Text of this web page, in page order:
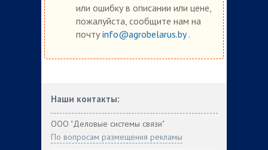
или ошибку в описании или цене,
пожалуйста, сообщите нам на
почту info@agrobelarus.by.
Наши контакты:
ООО "Деловые системы связи"
По вопросам размещения рекламы